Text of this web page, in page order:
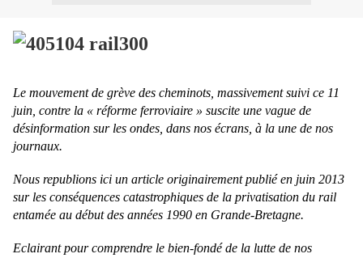
Le mouvement de grève des cheminots, massivement suivi ce 11
juin, contre la « réforme ferroviaire » suscite une vague de
désinformation sur les ondes, dans nos écrans, à la une de nos
journaux.
Nous republions ici un article originairement publié en juin 2013
sur les conséquences catastrophiques de la privatisation du rail
entamée au début des années 1990 en Grande-Bretagne.
Eclairant pour comprendre le bien-fondé de la lutte de nos